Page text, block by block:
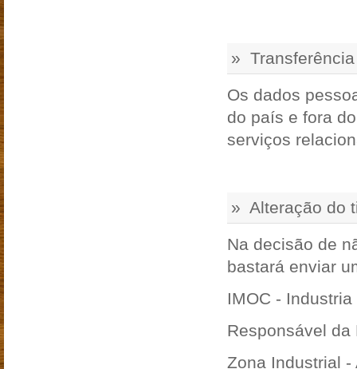
»
Os dados
do país e fora
serviços
» Alteração do
Na decisão de
bastará enviar
IMOC -
Responsável da
Zona Industrial -